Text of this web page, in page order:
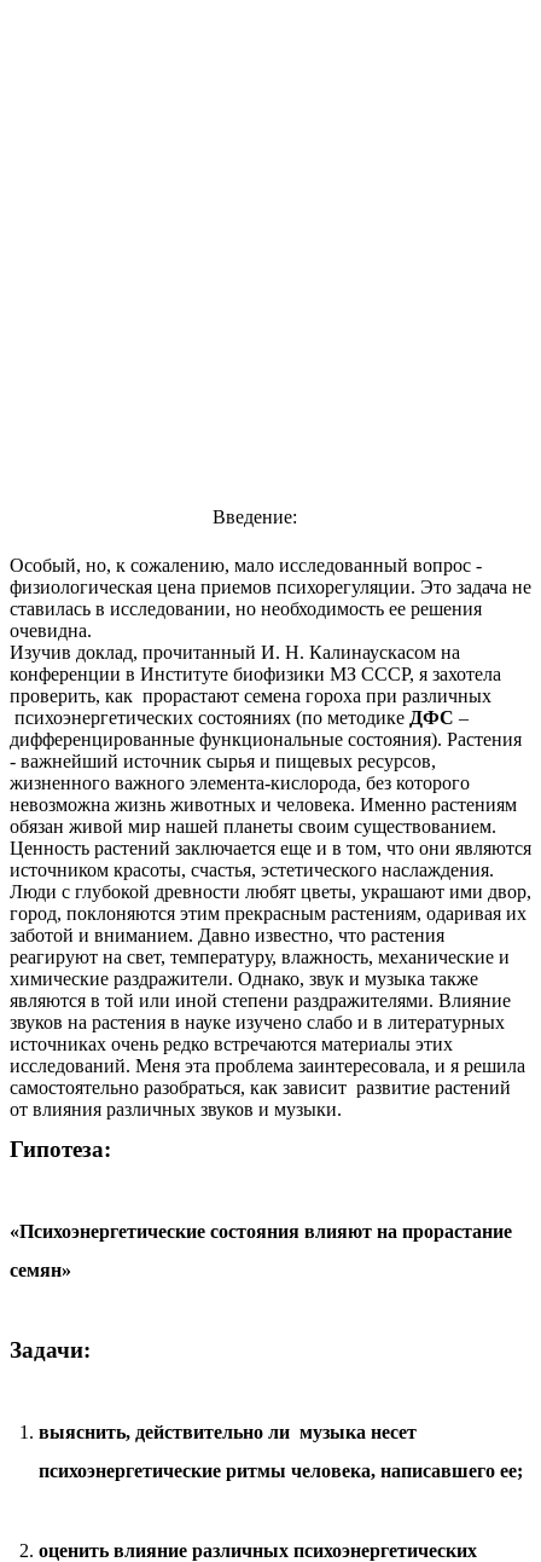
Введение:
Особый, но, к сожалению, мало исследованный вопрос -
физиологическая цена приемов психорегуляции. Это задача не
ставилась в исследовании, но необходимость ее решения
очевидна.
Изучив доклад, прочитанный И. Н. Калинаускасом на
конференции в Институте биофизики МЗ СССР, я захотела
проверить, как прорастают семена гороха при различных
психоэнергетических состояниях (по методике ДФС –
дифференцированные функциональные состояния). Растения
- важнейший источник сырья и пищевых ресурсов,
жизненного важного элемента-кислорода, без которого
невозможна жизнь животных и человека. Именно растениям
обязан живой мир нашей планеты своим существованием.
Ценность растений заключается еще и в том, что они являются
источником красоты, счастья, эстетического наслаждения.
Люди с глубокой древности любят цветы, украшают ими двор,
город, поклоняются этим прекрасным растениям, одаривая их
заботой и вниманием. Давно известно, что растения
реагируют на свет, температуру, влажность, механические и
химические раздражители. Однако, звук и музыка также
являются в той или иной степени раздражителями. Влияние
звуков на растения в науке изучено слабо и в литературных
источниках очень редко встречаются материалы этих
исследований. Меня эта проблема заинтересовала, и я решила
самостоятельно разобраться, как зависит развитие растений
от влияния различных звуков и музыки.
Гипотеза:
«Психоэнергетические состояния влияют на прорастание
семян»
Задачи:
выяснить, действительно ли музыка несет
психоэнергетические ритмы человека, написавшего ее;
оценить влияние различных психоэнергетических